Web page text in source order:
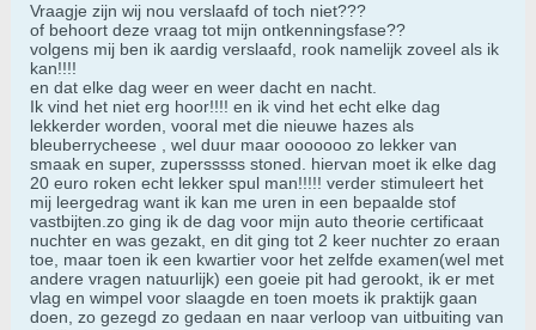
Vraagje zijn wij nou verslaafd of toch niet???
of behoort deze vraag tot mijn ontkenningsfase??
volgens mij ben ik aardig verslaafd, rook namelijk zoveel als ik
kan!!!!
en dat elke dag weer en weer dacht en nacht.
Ik vind het niet erg hoor!!!! en ik vind het echt elke dag
lekkerder worden, vooral met die nieuwe hazes als
bleuberrycheese , wel duur maar ooooooo zo lekker van
smaak en super, zupersssss stoned. hiervan moet ik elke dag
20 euro roken echt lekker spul man!!!!! verder stimuleert het
mij leergedrag want ik kan me uren in een bepaalde stof
vastbijten.zo ging ik de dag voor mijn auto theorie certificaat
nuchter en was gezakt, en dit ging tot 2 keer nuchter zo eraan
toe, maar toen ik een kwartier voor het zelfde examen(wel met
andere vragen natuurlijk) een goeie pit had gerookt, ik er met
vlag en wimpel voor slaagde en toen moets ik praktijk gaan
doen, zo gezegd zo gedaan en naar verloop van uitbuiting van